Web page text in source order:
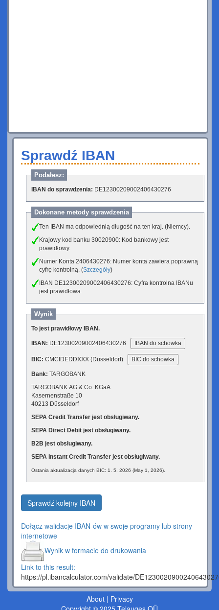
Sprawdź IBAN
Podałesz:
IBAN do sprawdzenia: DE12300209002406430276
Dokonane metody sprawdzenia
Ten IBAN ma odpowiednią długość na ten kraj. (Niemcy).
Krajowy kod banku 30020900: Kod bankowy jest
prawidłowy.
Numer Konta 2406430276: Numer konta zawiera poprawną
cyfrę kontrolną. (Szczegóły)
IBAN DE12300209002406430276: Cyfra kontrolna IBANu
jest prawidłowa.
Wynik
To jest prawidłowy IBAN.
IBAN: DE12300209002406430276 IBAN do schowka
BIC: CMCIDEDDXXX (Düsseldorf) BIC do schowka
Bank: TARGOBANK
TARGOBANK AG & Co. KGaA
Kasernenstraße 10
40213 Düsseldorf
SEPA Credit Transfer jest obsługiwany.
SEPA Direct Debit jest obsługiwany.
B2B jest obsługiwany.
SEPA Instant Credit Transfer jest obsługiwany.
Ostania aktualizacja danych BIC: 1. 5. 2026 (May 1, 2026).
Sprawdź kolejny IBAN
Dołącz walidacje IBAN-ów w swoje programy lub strony
internetowe
Wynik w formacie do drukowania
Link to this result:
https://pl.ibancalculator.com/validate/
About| Privacy